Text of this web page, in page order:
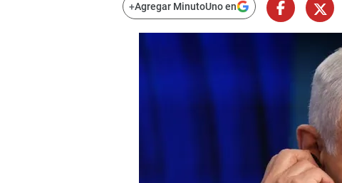
+Agregar MinutoUno en